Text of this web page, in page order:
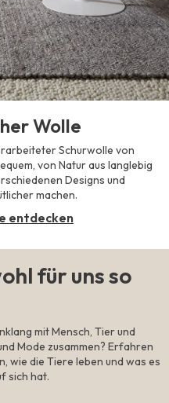
Wolle
Schurwolle von
von Natur aus langlebig
Designs und
machen.
entdecken
für uns so
mit Mensch, Tier und
Mode zusammen? Erfahren
wie die Tiere leben und was es
sich hat.